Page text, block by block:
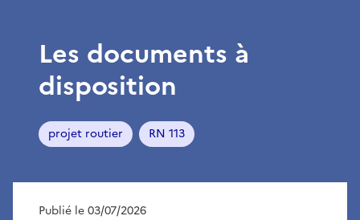
Les documents à
disposition
projet routier RN 113
Publié le 03/07/2026